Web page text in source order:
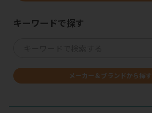
キーワードで探す
メーカー＆ブランドから探す